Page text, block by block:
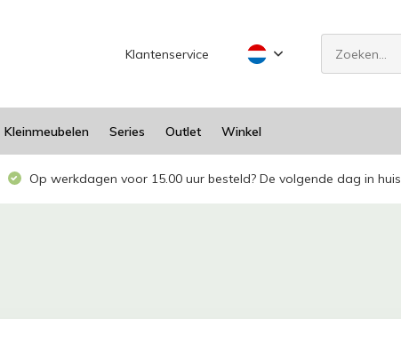
Klantenservice
Kleinmeubelen Series Outlet Winkel
Op werkdagen voor 15.00 uur besteld? De volgende dag in